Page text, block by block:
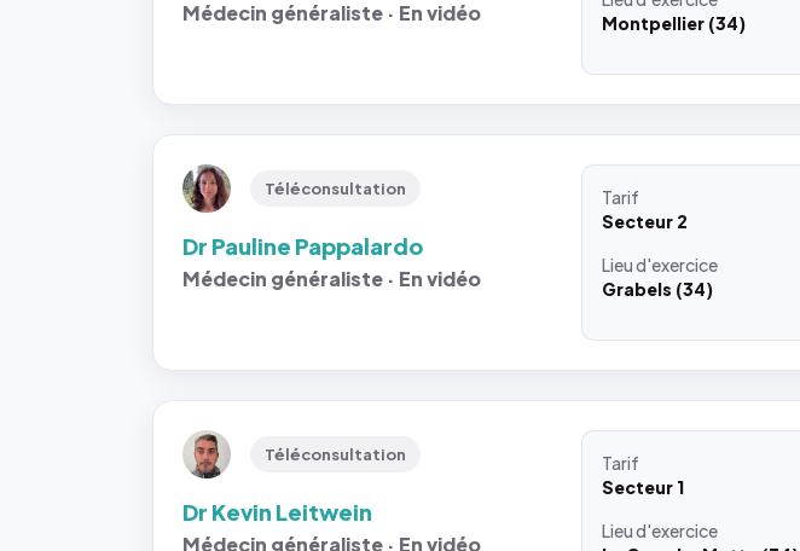
Médecin généraliste · En vidéo
Montpellier (34)
Téléconsultation
Dr Pauline Pappalardo
Médecin généraliste · En vidéo
Tarif
Secteur 2
Lieud'exercice
Grabels (34)
Téléconsultation
Dr Kevin Leitwein
Médecin généraliste · En vidéo
Tarif
Secteur 1
Lieud'exercice